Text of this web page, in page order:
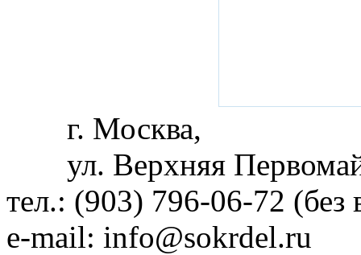
г. Москва,
ул. Верхняя
тел.: (903) 796-06-72
e-mail: info@sokrdel.ru